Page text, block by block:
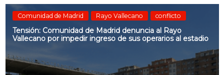
Comunidad de Madrid Rayo Vallecano conflicto
Tensión: Comunidad de Madrid denuncia al Rayo
Vallecano por impedir ingreso de sus operarios al estadio